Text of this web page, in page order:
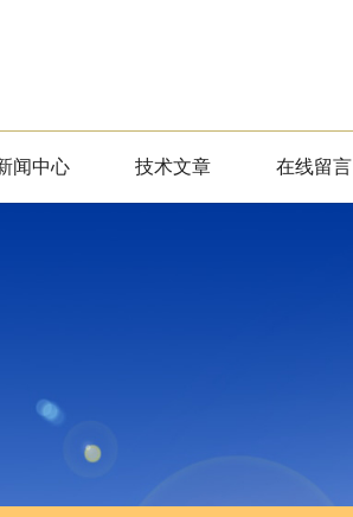
闻中心 技术文章 在线留言